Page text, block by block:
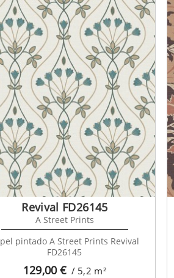
129,00€ / 5,2 m²
Revival FD26145
A Street Prints
pintado A Street Prints Revival
FD26145